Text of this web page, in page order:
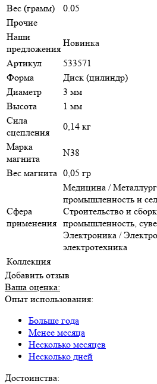
Вес (грамм)
0.05
Прочие
Наши
предложения
Новинка
Артикул
533571
Форма
Диск (цилиндр)
Диаметр
3 мм
Высота
1 мм
Сила
сцепления
0,14 кг
Марка
магнита
N38
Вес магнита 0,05 гр
Сфера
применения
Медицина /
промышленность и
Строительство и
промышленность,
Электроника /
электротехника
Коллекция
Добавить отзыв
Ваша оценка:
Опыт использования:
Больше года
Менее месяца
Несколько месяцев
Несколько дней
Достоинства: